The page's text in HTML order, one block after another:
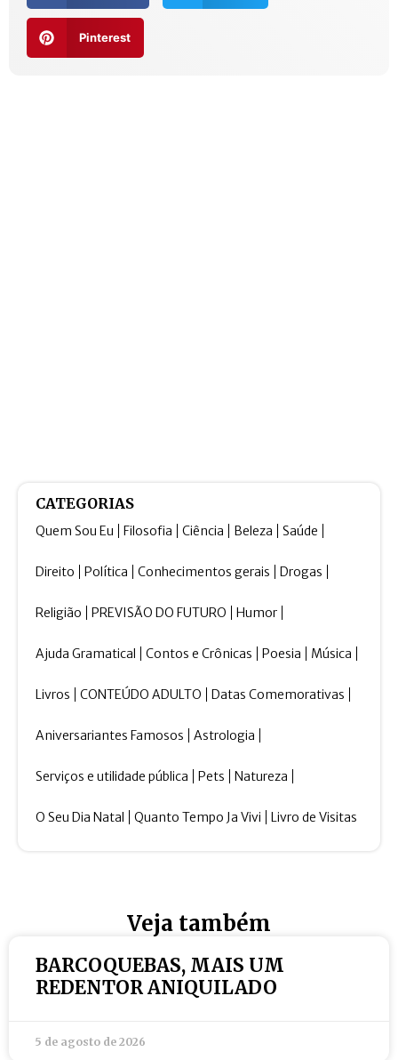
Pinterest
CATEGORIAS
Quem Sou Eu Filosofia Ciência Beleza Saúde
Direito Política Conhecimentos gerais Drogas
Religião PREVISÃO DO FUTURO Humor
Ajuda Gramatical Contos e Crônicas Poesia Música
Livros CONTEÚDO ADULTO Datas Comemorativas
Aniversariantes Famosos Astrologia
Serviços e utilidade pública Pets Natureza
O Seu Dia Natal Quanto Tempo Ja Vivi Livro de Visitas
Veja também
BARCOQUEBAS, MAIS UM
REDENTOR ANIQUILADO
5 de agosto de 2026